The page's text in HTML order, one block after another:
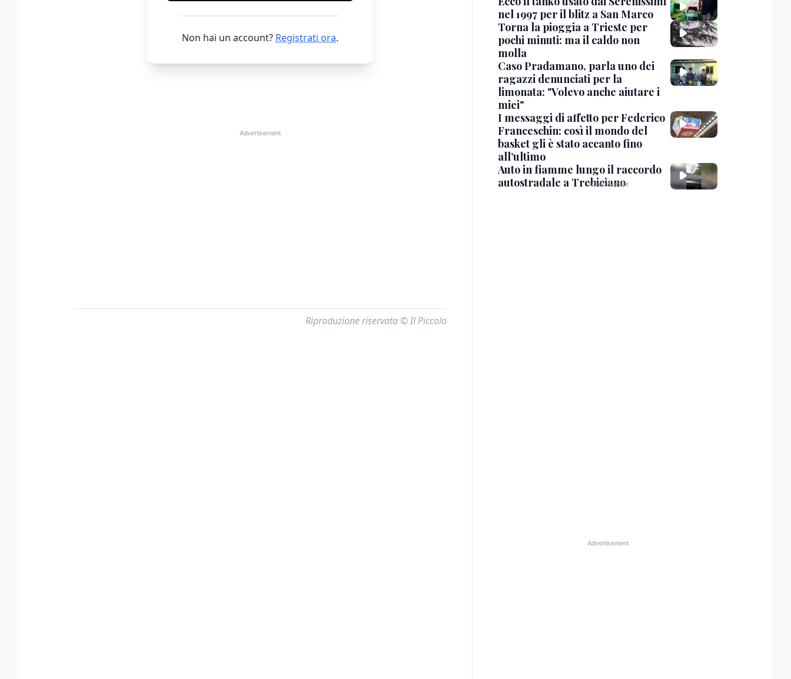
Non hai un account? Registrati ora.
Riproduzione riservata © Il Piccolo
nel 1997 per il blitz a San Marco
Torna la pioggia a Trieste per
pochi minuti: ma il caldo non
molla
Caso Pradamano, parla uno dei
ragazzi denunciati per la
limonata: "Volevo anche aiutare i
miei"
I messaggi di affetto per Federico
Franceschin: così il mondo del
basket gli è stato accanto fino
all’ultimo
Auto in fiamme lungo il raccordo
autostradale a Trebiciano